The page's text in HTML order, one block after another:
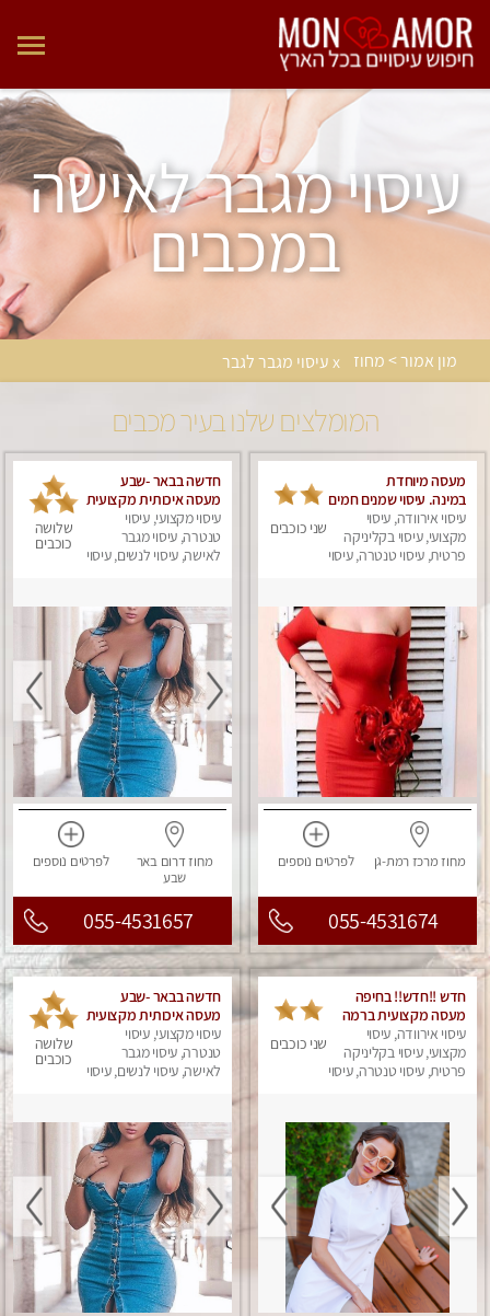
עיסוי מגבר לאישה
במכבים
מון אמור > מחוז x עיסוי מגבר לגבר
המומלצים שלנו בעיר מכבים
מעסה מיוחדת
במינה. עיסוי שמנים חמים
עיסוי אירוודה, עיסוי
מקצועי, עיסוי בקליניקה
פרטית, עיסוי טנטרה, עיסוי
שני כוכבים
מחוז מרכז רמת-גן לפרטים נוספים
055-4531674
חדשה בבאר -שבע
מעסה איכותית מקצועית
ומפנקת
עיסוי מקצועי, עיסוי
טנטרה, עיסוי מגבר
לאישה, עיסוי לנשים, עיסוי
שלושה
כוכבים
מחוז דרוםבאר
שבע
לפרטים נוספים
055-4531657
חדש !!חדש!! בחיפה
מעסה מקצועית ברמה
גבוה
עיסוי אירוודה, עיסוי
מקצועי, עיסוי בקליניקה
פרטית, עיסוי טנטרה, עיסוי
שני כוכבים
חדשה בבאר -שבע
מעסה איכותית מקצועית
ומפנקת
עיסוי מקצועי, עיסוי
טנטרה, עיסוי מגבר
לאישה, עיסוי לנשים, עיסוי
שלושה
כוכבים